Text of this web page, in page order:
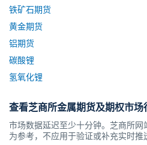
铁矿石期货
黄金期货
铝期货
碳酸锂
氢氧化锂
查看芝商所金属期货及期权市场
市场数据延迟至少十分钟。芝商所
为参考，不应用于验证或补充实时推